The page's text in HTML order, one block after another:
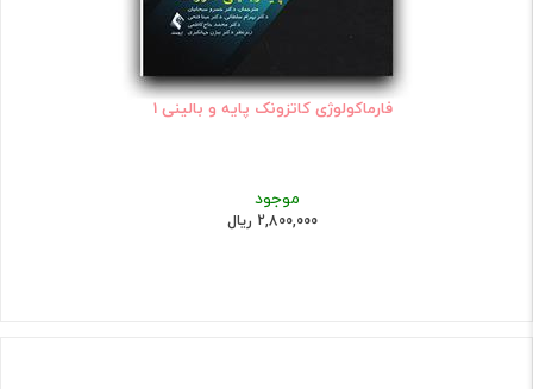
فارماکولوژی کاتزونک پایه و بالینی 1
موجود
2,800,000 ریال